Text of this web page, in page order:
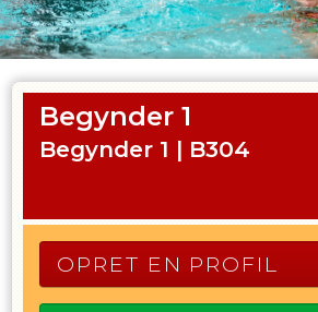
Begynder 1
Begynder 1 | B304
OPRET EN PROFIL